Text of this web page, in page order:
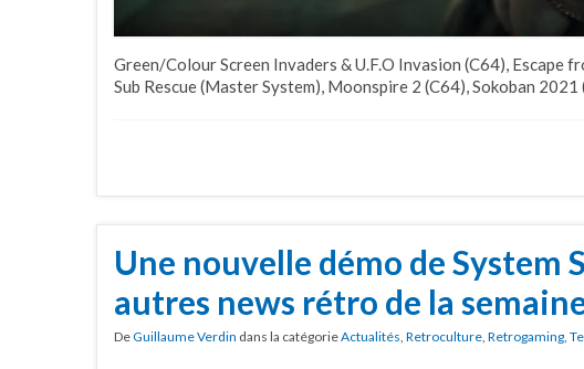
Green/Colour Screen Invaders & U.F.O Invasion (C64), Escape
Sub Rescue (Master System), Moonspire 2 (C64), Sokoban
Une nouvelle démo de System
autres news rétro de la
DeGuillaume Verdin dans la catégorieActualités Retroculture Retrogaming